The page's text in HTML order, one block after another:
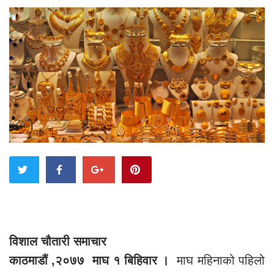
विशाल चौतारी समाचार
काठमाडौं ,२०७७ माघ १ बिहिवार ।माघ महिनाको पहिलो